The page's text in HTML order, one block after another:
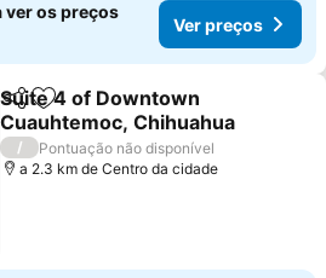
ver os preços
Ver preços
PartilharAdicionar aos favoritos
Suite 4 of Downtown
Cuauhtemoc, Chihuahua
Ver preços
/
Pontuação não disponível
a 2.3 km de Centro da cidade